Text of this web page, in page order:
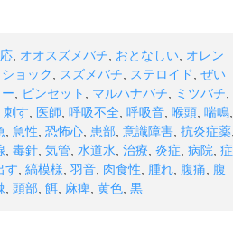
オオスズメバチ おとなしい オレン
ショック スズメバチ ステロイド
ぜい
ピンセット マルハナバチ ミツバチ
刺す 医師 呼吸不全 呼吸音 喉頭 喘鳴
急性 恐怖心 患部 意識障害 抗炎症薬
毒針 気管 水道水 治療 炎症 病院 症
す 縞模様 羽音 肉食性 腫れ 腹痛
腹
頭部 餌 麻痺 黄色 黒